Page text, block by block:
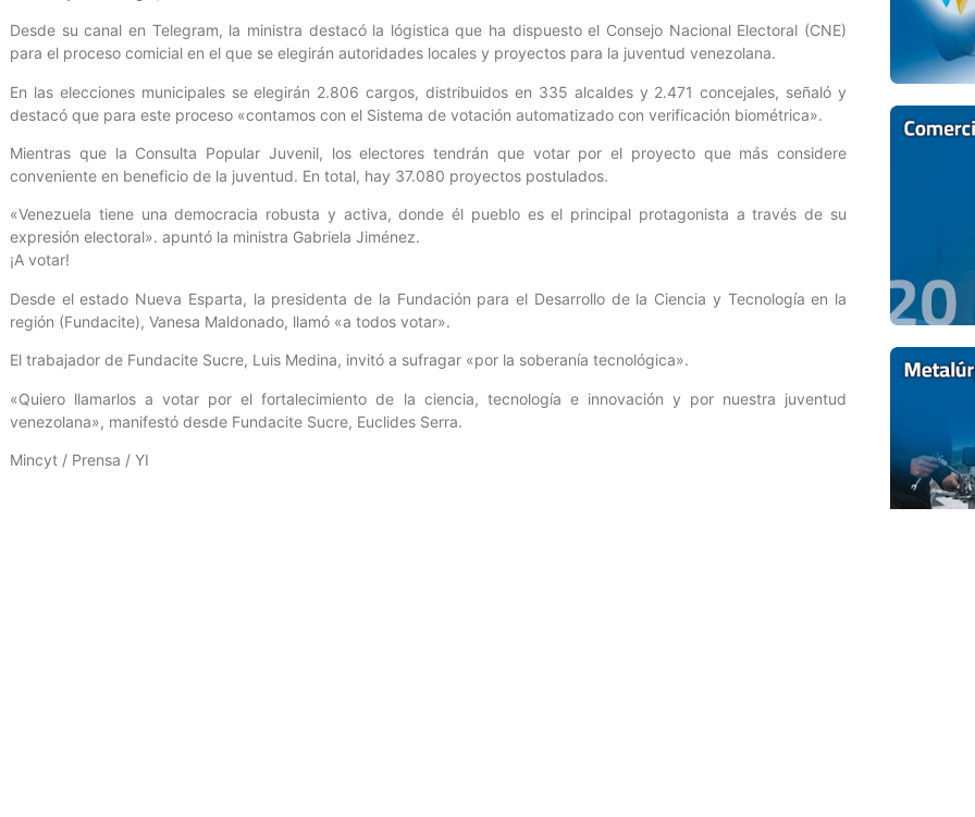
Desde su canal en Telegram, la ministra destacó la lógistica que ha dispuesto el Consejo Nacional Electoral (CNE)
para el proceso comicial en el que se elegirán autoridades locales y proyectos para la juventud venezolana.
En las elecciones municipales se elegirán 2.806 cargos, distribuidos en 335 alcaldes y 2.471 concejales, señaló y
destacó que para este proceso «contamos con el Sistema de votación automatizado con verificación biométrica».
Mientras que la Consulta Popular Juvenil, los electores tendrán que votar por el proyecto que más considere
conveniente en beneficio de la juventud. En total, hay 37.080 proyectos postulados.
«Venezuela tiene una democracia robusta y activa, donde él pueblo es el principal protagonista a través de su
expresión electoral». apuntó la ministra Gabriela Jiménez.
¡A votar!
Desde el estado Nueva Esparta, la presidenta de la Fundación para el Desarrollo de la Ciencia y Tecnología en la
región (Fundacite), Vanesa Maldonado, llamó «a todos votar».
El trabajador de Fundacite Sucre, Luis Medina, invitó a sufragar «por la soberanía tecnológica».
«Quiero llamarlos a votar por el fortalecimiento de la ciencia, tecnología e innovación y por nuestra juventud
venezolana», manifestó desde Fundacite Sucre, Euclides Serra.
Mincyt / Prensa / YI